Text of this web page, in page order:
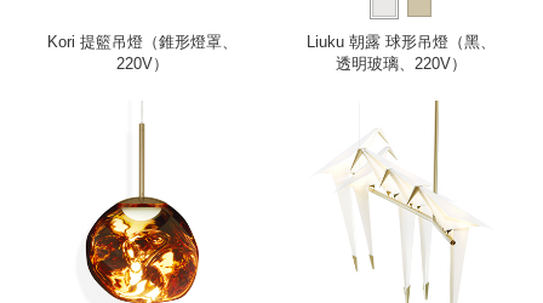
Kori 提籃吊燈（錐形燈罩、
220V）
Liuku 朝露 球形吊燈（黑、
透明玻璃、220V）